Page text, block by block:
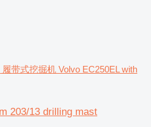
履带式挖掘机 Volvo EC250EL with
203/13 drilling mast